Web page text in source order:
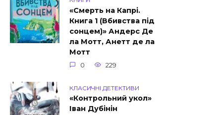
«Смерть на Капрі.
Книга 1 (Вбивства під
сонцем)» Андерс Де
ла Мотт, Анетт де ла
Мотт
0 229
КЛАСИЧНІ ДЕТЕКТИВИ
«Контрольний укол»
Іван Дубінін